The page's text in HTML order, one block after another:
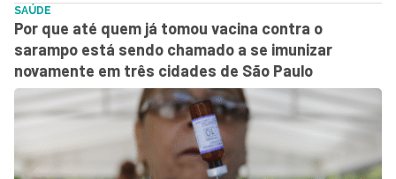
SAÚDE
Por que até quem já tomou vacina contra o
sarampo está sendo chamado a se imunizar
novamente em três cidades de São Paulo